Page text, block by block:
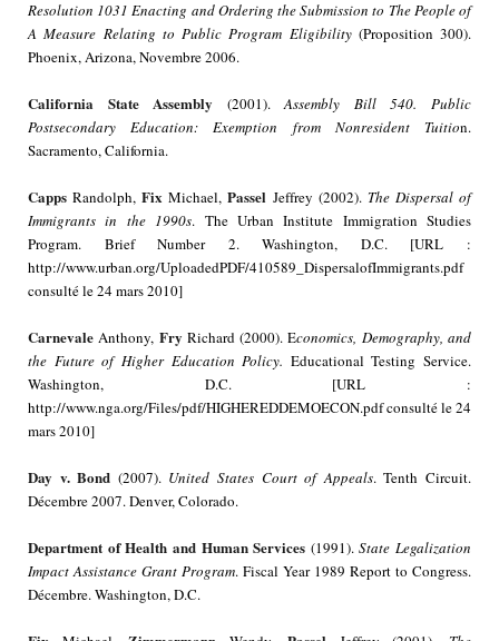
Resolution 1031 Enacting and Ordering the Submission to The People of
A Measure Relating to Public Program Eligibility(Proposition 300).
Phoenix, Arizona, Novembre 2006.
California State Assembly (2001).Assembly Bill 540. Public
Postsecondary Education: Exemption from Nonresident Tuition.
Sacramento, California.
Capps Randolph,Fix Michael,Passel Jeffrey (2002). The Dispersal of
Immigrants in the 1990s. The Urban Institute Immigration Studies
Program. Brief Number 2. Washington, D.C. [URL :
http://www.urban.org/UploadedPDF/410589_DispersalofImmigrants.pdf
consulté le 24 mars 2010]
Carnevale Anthony, Fry Richard (2000). Economics, Demography, and
the Future of Higher Education Policy. Educational Testing Service.
Washington, D.C. [URL :
http://www.nga.org/Files/pdf/HIGHEREDDEMOECON.pdf consulté le 24
mars 2010]
Day v. Bond (2007). United States Court of Appeals. Tenth Circuit.
Décembre 2007. Denver, Colorado.
Department of Health and Human Services (1991).State Legalization
Impact Assistance Grant Program. Fiscal Year 1989 Report to Congress.
Décembre. Washington, D.C.